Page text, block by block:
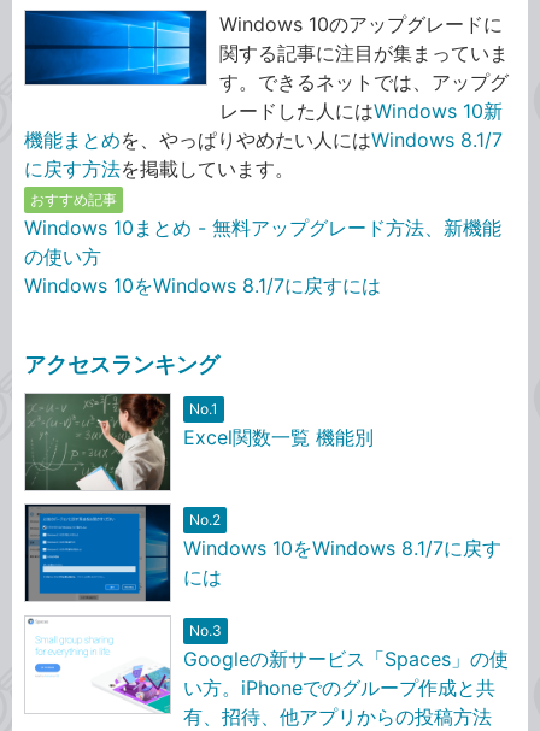
Windows 10のアップグレードに
関する記事に注目が集まっていま
す。できるネットでは、アップグ
レードした人にはWindows 10新
機能まとめを、やっぱりやめたい人にはWindows 8.1/7
に戻す方法を掲載しています。
おすすめ記事
Windows 10まとめ - 無料アップグレード方法、新機能
の使い方
Windows 10をWindows 8.1/7に戻すには
アクセスランキング
No.1
Excel関数一覧 機能別
No.2
Windows 10をWindows 8.1/7に戻す
には
No.3
Googleの新サービス「Spaces」の使
い方。iPhoneでのグループ作成と共
有、招待、他アプリからの投稿方法